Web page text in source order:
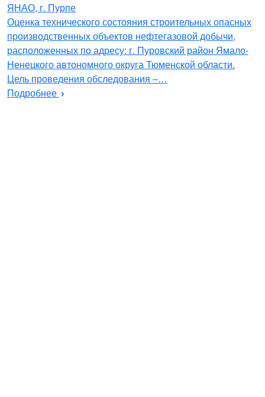
ЯНАО, г. Пурпе
Оценка технического состояния строительных опасных
производственных объектов нефтегазовой добычи,
расположенных по адресу: г. Пуровский район Ямало-
Ненецкого автономного округа Тюменской области.
Цель проведения обследования –…
Подробнее